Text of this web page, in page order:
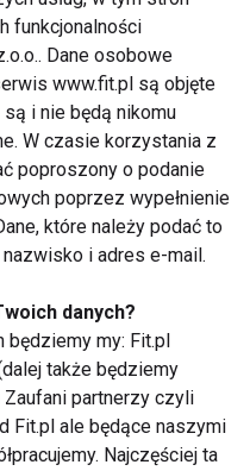
wilgotne
wolniej się
nam przez kilka
miłośników Nordic
właściwe obuwie
na
producentów
membrany,
butach
funkcjonalności
Dane osobowe
www.fit.pl są objęte
i nie będą nikomu
W czasie korzystania z
poproszony o podanie
poprzez wypełnienie
które należy podać to
i adres e-mail.
danych?
my: Fit.pl
także będziemy
Zaufani partnerzy czyli
Fit.pl ale będące naszymi
Najczęściej ta